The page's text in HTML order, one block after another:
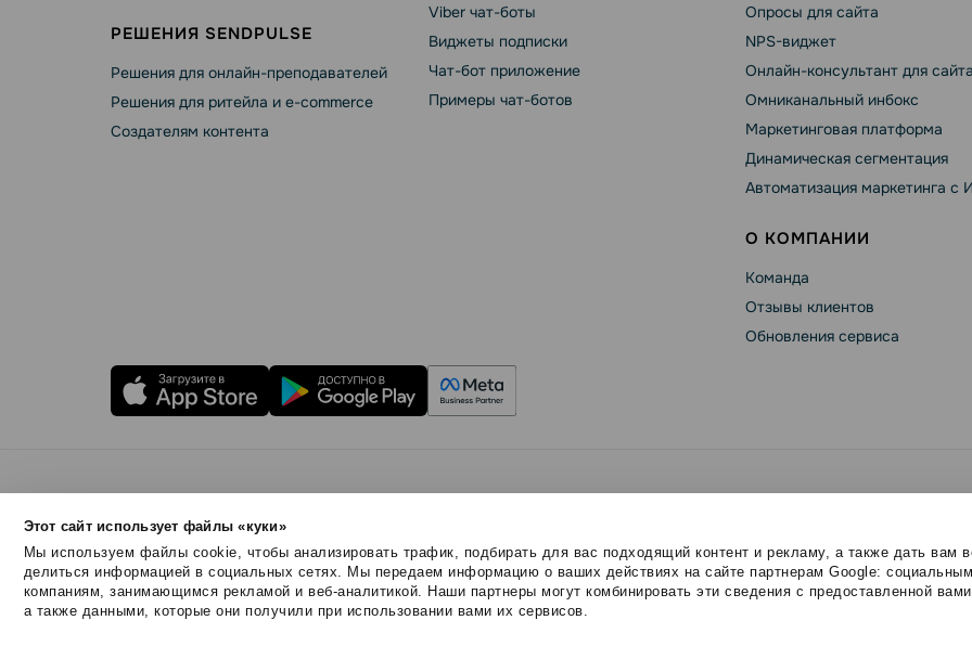
Этот сайт использует файлы «куки»
Мы используем файлы cookie, чтобы анализировать трафик, подбирать для вас подходящий контент и рекламу, а также дать вам
делиться информацией в социальных сетях. Мы передаем информацию о ваших действиях на сайте партнерам Google:
компаниям, занимающимся рекламой и веб-аналитикой. Наши партнеры могут комбинировать эти сведения с предоставленной
а также данными, которые они получили при использовании вами их сервисов.
РЕШЕНИЯ SENDPULSE
Решения для онлайн-преподавателей
Решения для ритейла и e-commerce
Создателям контента
Viber чат-боты
Виджеты подписки
Чат-бот приложение
Примеры чат-ботов
Опросы для сайта
NPS-виджет
Онлайн-консультант для
Омниканальный инбокс
Маркетинговая платформа
Динамическая сегментация
Автоматизация маркетинга с
О КОМПАНИИ
Команда
Отзывы клиентов
Обновления сервиса
© 2015 - 2026. SendPulse Inc. Все права защищены